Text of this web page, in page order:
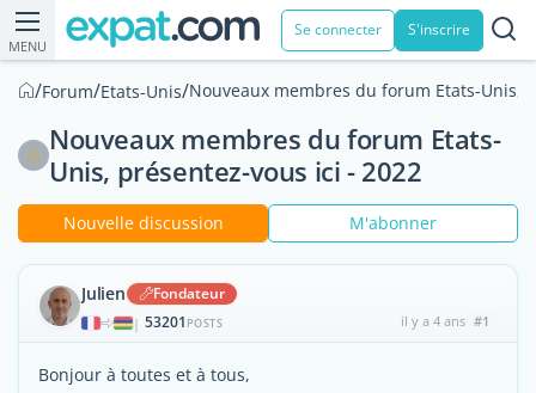
MENU
Se connecter S'inscrire
/Forum/Etats-Unis/Nouveaux membres du forum Etats-Unis,
Nouveaux membres du forum Etats-
Unis, présentez-vous ici - 2022
Nouvelle discussion M'abonner
Julien Fondateur
| 53201 POSTS il y a 4 ans #1
Bonjour à toutes et à tous,